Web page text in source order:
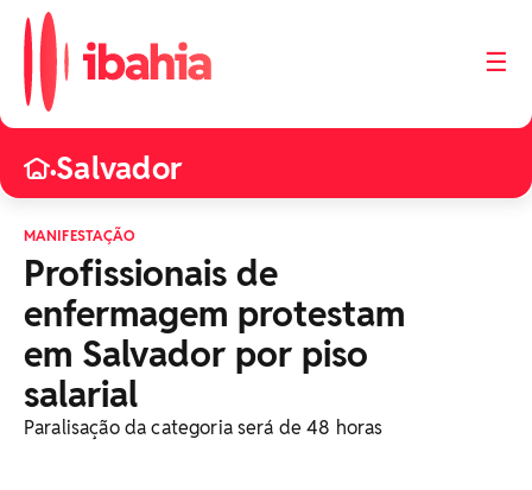
☰
•Salvador
MANIFESTAÇÃO
Profissionais de
enfermagem protestam
em Salvador por piso
salarial
Paralisação da categoria será de 48 horas